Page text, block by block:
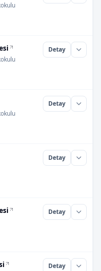
Detay
Detay
Detay
Detay
Detay